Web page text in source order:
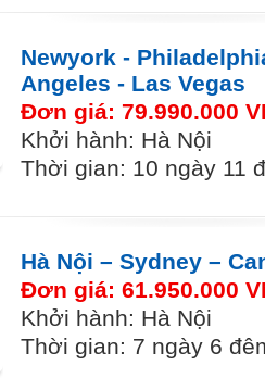
Newyork -
Angeles - Las Vegas
Đơn giá: 79.990.000
Khởi hành: Hà Nội
Thời gian: 10 ngày 11
Hà Nội – Sydney –
Đơn giá: 61.950.000
Khởi hành: Hà Nội
Thời gian: 7 ngày 6